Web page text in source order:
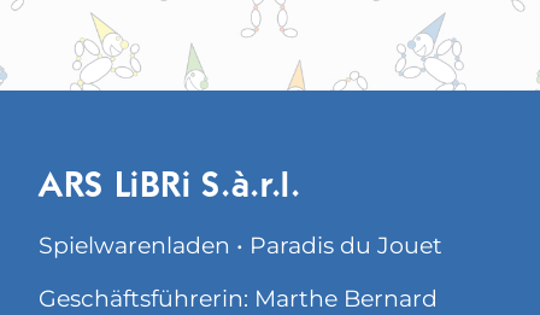
ARS LiBRi S.à.r.l.
Spielwarenladen • Paradis du Jouet
Geschäftsführerin: Marthe Bernard